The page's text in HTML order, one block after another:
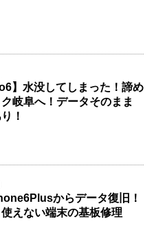
】水没してしまった！諦め
岐阜へ！データそのまま
！
からデータ復旧！
えない端末の基板修理